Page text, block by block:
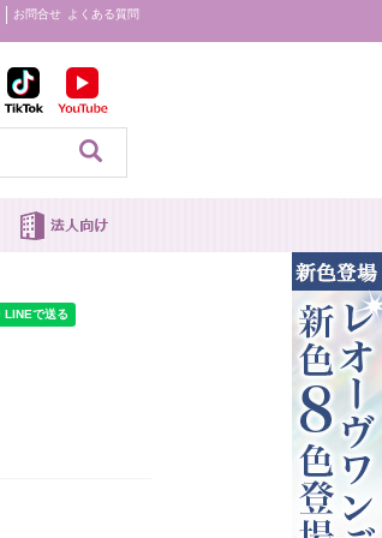
お問合せ よくある質問